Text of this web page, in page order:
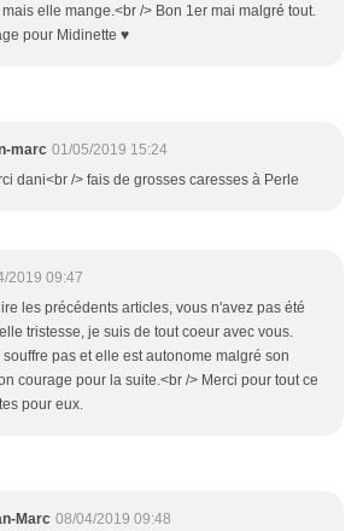
elle mange.<br /> Bon 1er mai malgré tout.
pour Midinette ♥
marc 01/05/2019 15:24
dani<br /> fais de grosses caresses à Perle
2019 09:47
les précédents articles, vous n'avez pas été
tristesse, je suis de tout coeur avec vous.
souffre pas et elle est autonome malgré son
courage pour la suite.<br /> Merci pour tout ce
pour eux.
Marc 08/04/2019 09:48